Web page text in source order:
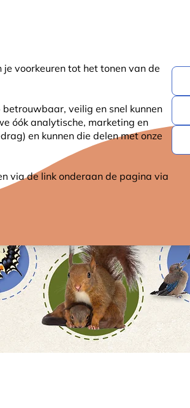
voorkeuren tot het tonen van de
veilig en snel kunnen
óók analytische, marketing en
en kunnen die delen met onze
via de link onderaan de pagina via
NATUURBELEVING CADEAUS